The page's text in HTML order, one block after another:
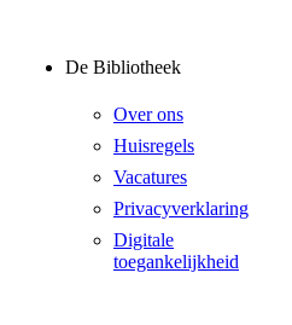
De Bibliotheek
Over ons
Huisregels
Vacatures
Privacyverklaring
Digitale
toegankelijkheid